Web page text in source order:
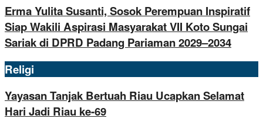
Erma Yulita Susanti, Sosok Perempuan Inspiratif
Siap Wakili Aspirasi Masyarakat VII Koto Sungai
Sariak di DPRD Padang Pariaman 2029–2034
Religi
Yayasan Tanjak Bertuah Riau Ucapkan Selamat
Hari Jadi Riau ke-69